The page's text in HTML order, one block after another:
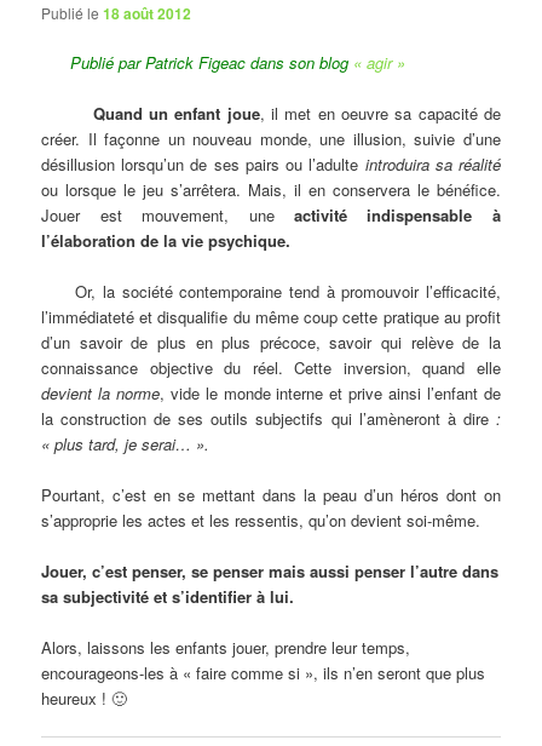
Publié le18 août 2012
Publié par Patrick Figeac dans son blog « agir »
Quand un enfant joue, il met en oeuvre sa capacité de
créer. Il façonne un nouveau monde, une illusion, suivie d’une
désillusion lorsqu’un de ses pairs ou l’adulte introduira sa réalité
ou lorsque le jeu s’arrêtera. Mais, il en conservera le bénéfice.
Jouer est mouvement, uneactivité indispensable à
l’élaboration de la vie psychique.
Or, la société contemporaine tend à promouvoir l’efficacité,
l’immédiateté et disqualifie du même coup cette pratique au profit
d’un savoir de plus en plus précoce, savoir qui relève de la
connaissance objective du réel. Cette inversion, quand elle
devient la norme, vide le monde interne et prive ainsi l’enfant de
la construction de ses outils subjectifs qui l’amèneront à dire:
« plus tard, je serai… ».
Pourtant, c’est en se mettant dans la peau d’un héros dont on
s’approprie les actes et les ressentis, qu’on devient soi-même.
Jouer, c’est penser, se penser mais aussi penser l’autre dans
sa subjectivité et s’identifier à lui.
Alors, laissons les enfants jouer, prendre leur temps,
encourageons-les à « faire comme si », ils n’en seront que plus
heureux ! 🙂